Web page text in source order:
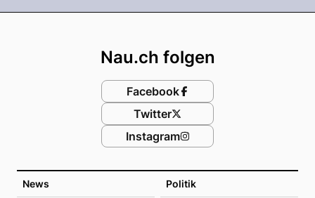
News Politik
Nau.ch folgen
Facebook
Twitter
Instagram